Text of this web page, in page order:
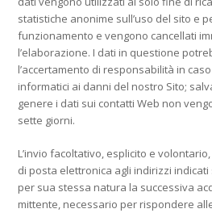
statistiche anonime sull’uso del sito e
funzionamento e vengono cancellati
l’elaborazione. I dati in questione
l’accertamento di responsabilità in
informatici ai danni del nostro Sito;
genere i dati sui contatti Web non
sette giorni.
L’invio facoltativo, esplicito e
di posta elettronica agli indirizzi
per sua stessa natura la successiva
mittente, necessario per rispondere